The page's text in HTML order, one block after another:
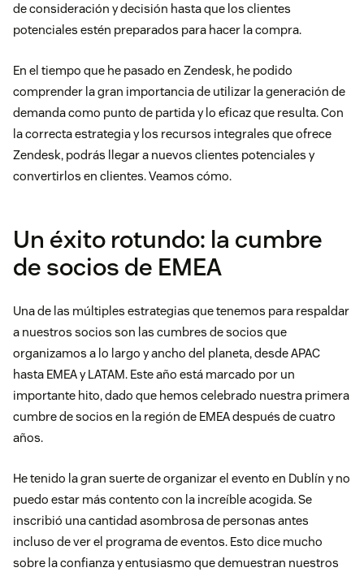
de consideración y decisión hasta que los clientes
potenciales estén preparados para hacer la compra.
En el tiempo que he pasado en Zendesk, he podido
comprender la gran importancia de utilizar la generación de
demanda como punto de partida y lo eficaz que resulta. Con
la correcta estrategia y los recursos integrales que ofrece
Zendesk, podrás llegar a nuevos clientes potenciales y
convertirlos en clientes. Veamos cómo.
Un éxito rotundo: la cumbre
de socios de EMEA
Una de las múltiples estrategias que tenemos para respaldar
a nuestros socios son las cumbres de socios que
organizamos a lo largo y ancho del planeta, desde APAC
hasta EMEA y LATAM. Este año está marcado por un
importante hito, dado que hemos celebrado nuestra primera
cumbre de socios en la región de EMEA después de cuatro
años.
He tenido la gran suerte de organizar el evento en Dublín y no
puedo estar más contento con la increíble acogida. Se
inscribió una cantidad asombrosa de personas antes
incluso de ver el programa de eventos. Esto dice mucho
sobre la confianza y entusiasmo que demuestran nuestros